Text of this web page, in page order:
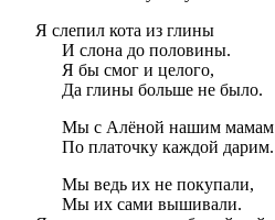
Я слепил кота из глины
И слона до половины.
Я бы смог и целого,
Да глины больше не было.
Мы с Алёной нашим мамам
По платочку каждой дарим.
Мы ведь их не покупали,
Мы их сами вышивали.